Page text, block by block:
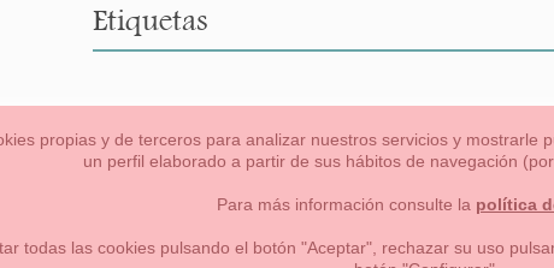
Etiquetas
Pequeños/as Niña Niño Mamas & Papas NUEVA
generales de compra, formas de pago , política de devoluciones y reembolsos
propias y de terceros para analizar nuestros servicios y mostrarle
un perfil elaborado a partir de sus hábitos de navegación
Para más información consulte la política
todas las cookies pulsando el botón "Aceptar", rechazar su uso